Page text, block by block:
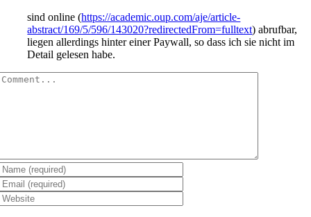
sind online (https://academic.oup.com/aje/article-
abstract/169/5/596/143020?redirectedFrom=fulltext) abrufbar,
liegen allerdings hinter einer Paywall, so dass ich sie nicht im
Detail gelesen habe.